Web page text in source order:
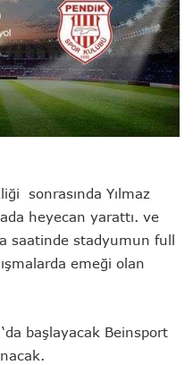
sonrasında Yılmaz
heyecan yarattı. ve
saatinde stadyumun full
emeği olan
başlayacak Beinsport